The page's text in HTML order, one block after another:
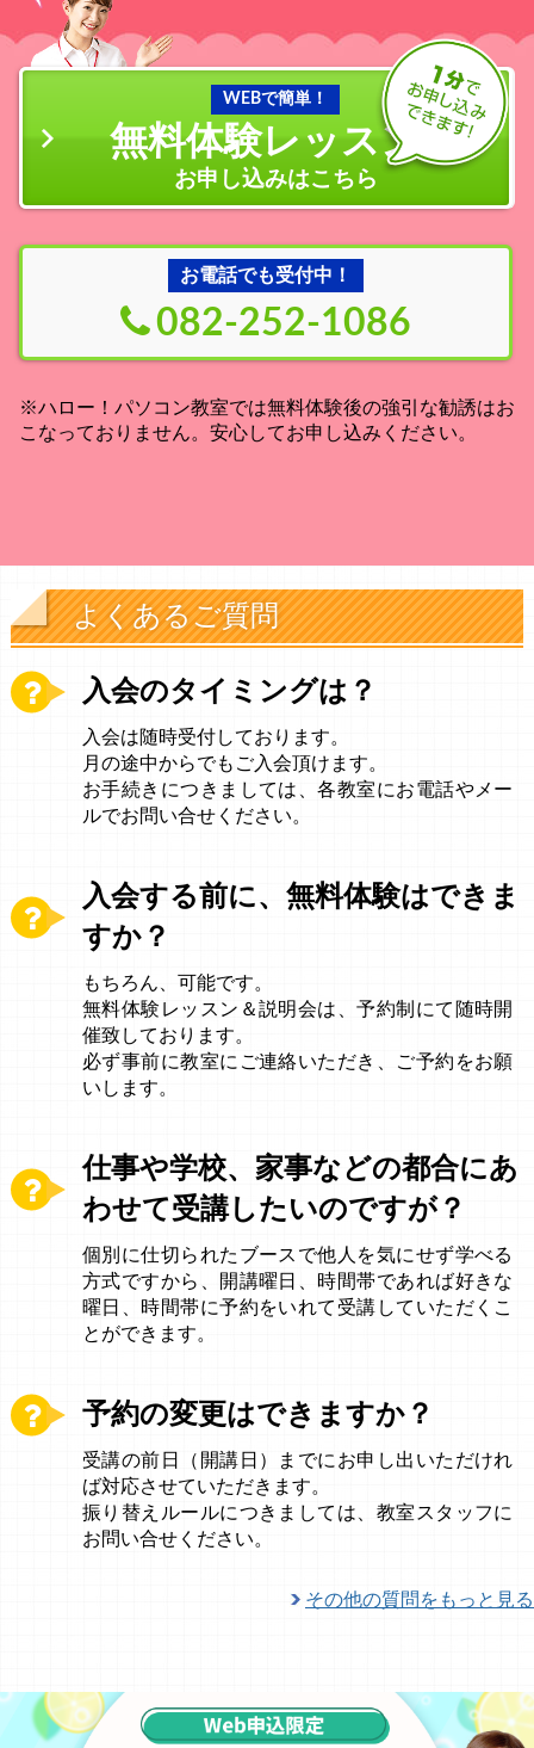
WEBで簡単！
無料体験レッスン
お申し込みはこちら
お電話でも受付中！
082-252-1086
※ハロー！パソコン教室では無料体験後の強引な勧誘はお
こなっておりません。安心してお申し込みください。
よくあるご質問
入会のタイミングは？
入会は随時受付しております。
月の途中からでもご入会頂けます。
お手続きにつきましては、各教室にお電話やメー
ルでお問い合せください。
入会する前に、無料体験はできま
すか？
もちろん、可能です。
無料体験レッスン＆説明会は、予約制にて随時開
催致しております。
必ず事前に教室にご連絡いただき、ご予約をお願
いします。
仕事や学校、家事などの都合にあ
わせて受講したいのですが？
個別に仕切られたブースで他人を気にせず学べる
方式ですから、開講曜日、時間帯であれば好きな
曜日、時間帯に予約をいれて受講していただくこ
とができます。
予約の変更はできますか？
受講の前日（開講日）までにお申し出いただけれ
ば対応させていただきます。
振り替えルールにつきましては、教室スタッフに
お問い合せください。
その他の質問をもっと見る